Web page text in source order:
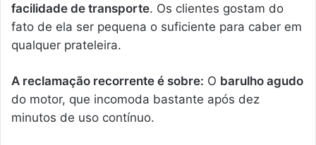
facilidade de transporte. Os clientes gostam do
fato de ela ser pequena o suficiente para caber em
qualquer prateleira.
A reclamação recorrente é sobre: O barulho agudo
do motor, que incomoda bastante após dez
minutos de uso contínuo.